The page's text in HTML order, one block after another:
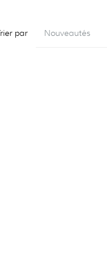
par Nouveautés